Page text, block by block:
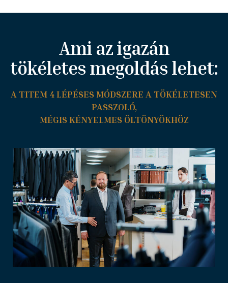
Ami az igazán
tökéletes megoldás lehet:
A TITEM 4 LÉPÉSES MÓDSZERE A TÖKÉLETESEN
PASSZOLÓ,
MÉGIS KÉNYELMES ÖLTÖNYÖKHÖZ